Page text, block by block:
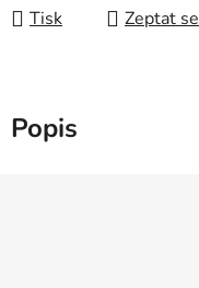
Tisk Zeptat se
Popis